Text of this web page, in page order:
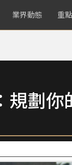
業界動態 重
規劃你